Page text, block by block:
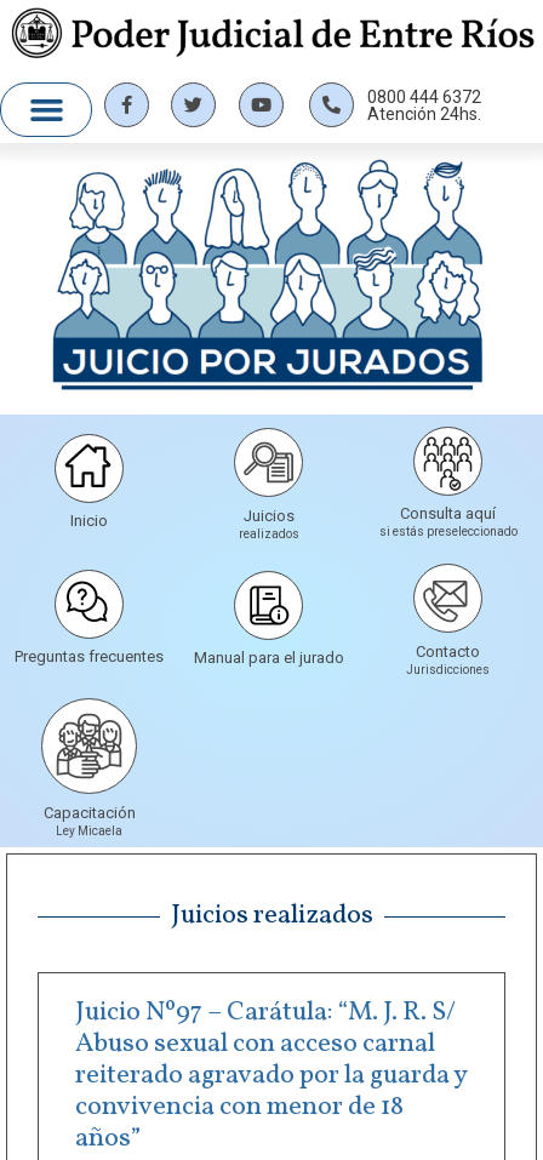
0800 444 6372
Atención 24hs.
Inicio Juicios
realizados
Consulta aquí
si estás preseleccionado
Preguntas frecuentes Manual para el jurado Contacto
Jurisdicciones
Capacitación
Ley Micaela
Juicios realizados
Juicio Nº97 – Carátula: “M. J. R. S/
Abuso sexual con acceso carnal
reiterado agravado por la guarda y
convivencia con menor de 18
años”